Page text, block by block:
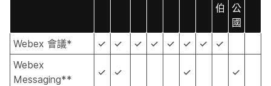
伯 公
國
Webex 會議* ✓ ✓ ✓ ✓ ✓ ✓ ✓
✓
Webex
Messaging**
✓ ✓ ✓ ✓